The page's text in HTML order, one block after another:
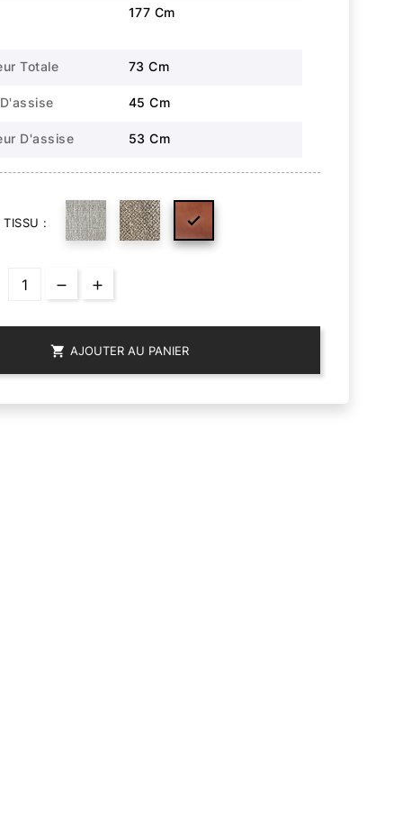
177 Cm
Totale 73 Cm
45 Cm
D'assise 53 Cm
TISSU : 
 AJOUTER AU PANIER